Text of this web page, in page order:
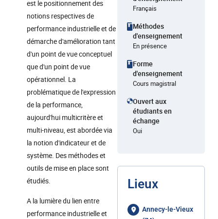
est le positionnement des
notions respectives de
performance industrielle et de
démarche d'amélioration tant
d'un point de vue conceptuel
que d'un point de vue
opérationnel. La
problématique de l'expression
de la performance,
aujourd'hui multicritère et
multi-niveau, est abordée via
la notion d'indicateur et de
système. Des méthodes et
outils de mise en place sont
étudiés.
A la lumière du lien entre
performance industrielle et
Français
Méthodes
d'enseignement
En présence
Forme
d'enseignement
Cours magistral
Ouvert aux
étudiants en
échange
Oui
Lieux
Annecy-le-Vieux